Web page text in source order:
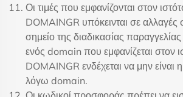
Οι τιμές που εμφανίζονται στον
DOMAINGR υπόκεινται σε αλλαγές
σημείο της διαδικασίας
ενός domain που εμφανίζεται στον
DOMAINGR ενδέχεται να μην είναι η
λόγω domain.